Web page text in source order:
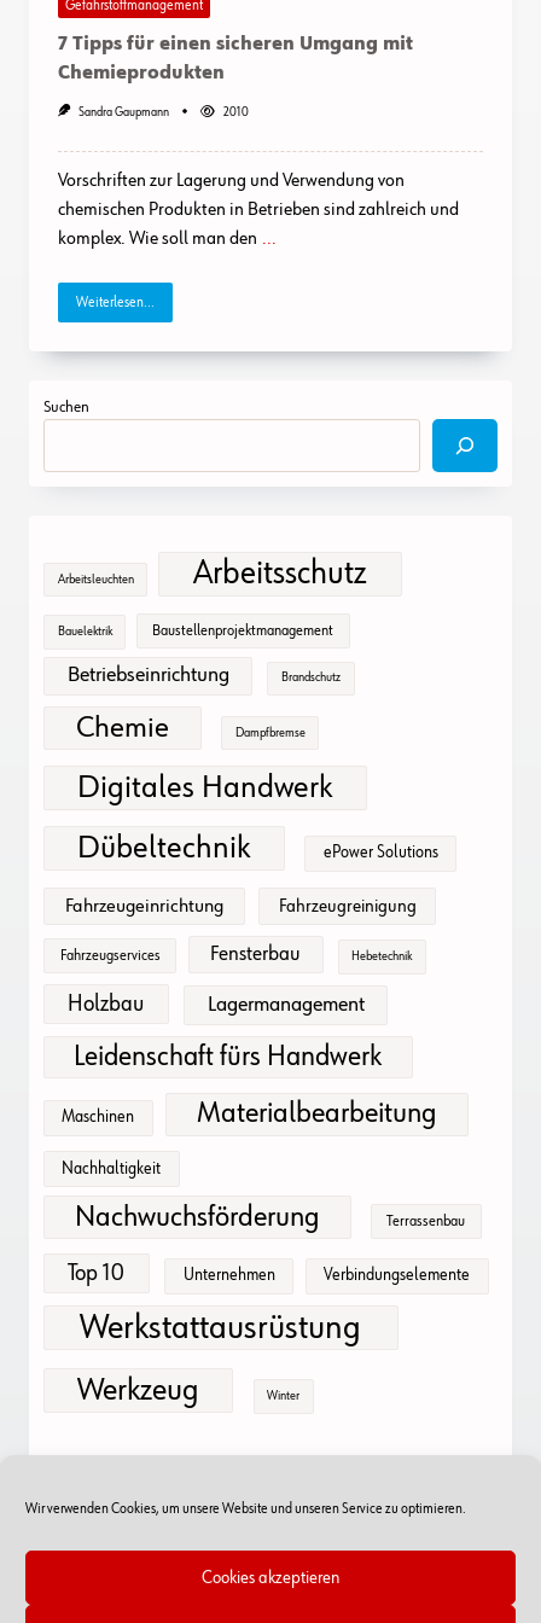
Wir verwenden Cookies, um unsere Website und unseren Service zu optimieren.
Cookies akzeptieren
Gefahrstoffmanagement
7 Tipps für einen sicheren Umgang mit
Chemieprodukten
Sandra Gaupmann 2010
Vorschriften zur Lagerung und Verwendung von
chemischen Produkten in Betrieben sind zahlreich und
komplex. Wie soll man den ...
Weiterlesen...
Suchen
Arbeitsleuchten Arbeitsschutz
Bauelektrik Baustellenprojektmanagement
Betriebseinrichtung Brandschutz
Chemie Dampfbremse
Digitales Handwerk
Dübeltechnik
ePower Solutions
Fahrzeugeinrichtung Fahrzeugreinigung
Fahrzeugservices Fensterbau Hebetechnik
Holzbau Lagermanagement
Leidenschaft fürs Handwerk
Maschinen Materialbearbeitung
Nachhaltigkeit
Nachwuchsförderung Terrassenbau
Top 10 Unternehmen Verbindungselemente
Werkstattausrüstung
Werkzeug Winter